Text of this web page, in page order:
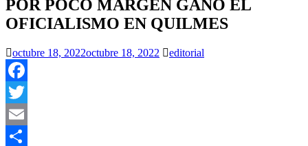
POR POCO MARGEN GANÓ EL
OFICIALISMO EN QUILMES
octubre 18, 2022octubre 18, 2022 editorial
Facebook
Twitter
Email